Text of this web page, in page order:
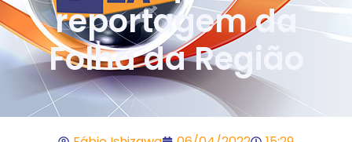
reportagem da
Folha da Região